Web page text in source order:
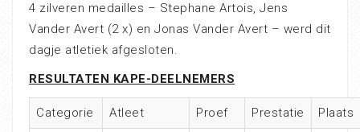
4 zilveren medailles – Stephane Artois, Jens
Vander Avert (2 x) en Jonas Vander Avert – werd dit
dagje atletiek afgesloten.
RESULTATEN KAPE-DEELNEMERS
Categorie Atleet Proef Prestatie Plaats